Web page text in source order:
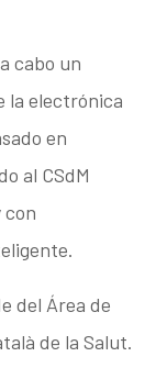
cabo un
la electrónica
en
al CSdM
con
del Área de
de la Salut.